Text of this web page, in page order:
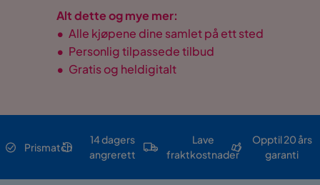
Alt dette og mye mer:
• Alle kjøpene dine samlet på ett sted
• Personlig tilpassede tilbud
• Gratis og heldigitalt
Prismatch
14 dagers
angrerett
Lave
fraktkostnader
Opptil 20 års
garanti